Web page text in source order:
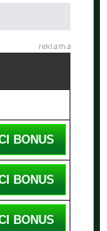
BONUS
BONUS
BONUS